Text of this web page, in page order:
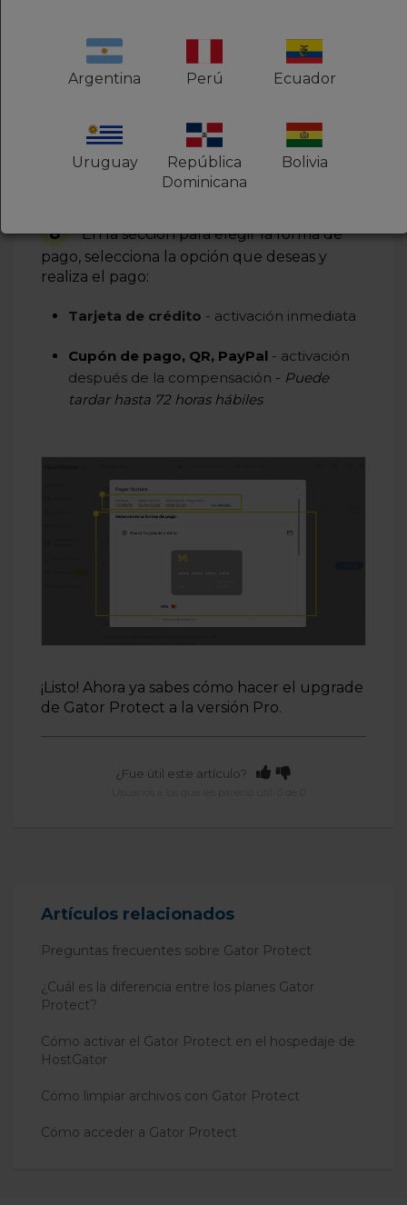
pago, revisa la
información de la factura y
Para consultar los detalles del
cobro, período de renovación, entre otros
datos, haz clic enVer detalles
8
En la sección para elegir la forma de
pago, selecciona la opción que deseas y
realiza el pago:
Tarjeta de crédito - activación inmediata
Cupón de pago, QR, PayPal - activación
después de la compensación - Puede
tardar hasta 72 horas hábiles
¡Listo! Ahora ya sabes cómo hacer el upgrade
de Gator Protect a la versión Pro.
¿Fue útil este artículo?
Artículos relacionados
Preguntas frecuentes sobre Gator Protect
¿Cuál es la diferencia entre los planes Gator
Protect?
Cómo activar el Gator Protect en el hospedaje de
HostGator
Cómo limpiar archivos con Gator Protect
Cómo acceder a Gator Protect
Argentina Perú Ecuador
Uruguay
República
Dominicana
Bolivia